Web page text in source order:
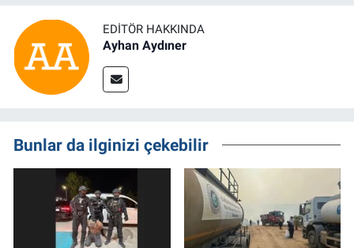
EDITÖR HAKKINDA
Ayhan Aydıner
Bunlar da ilginizi çekebilir